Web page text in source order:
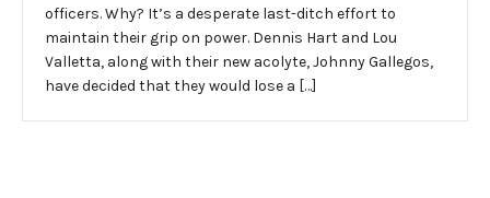
officers. Why? It’s a desperate last-ditch effort to
maintain their grip on power. Dennis Hart and Lou
Valletta, along with their new acolyte, Johnny Gallegos,
have decided that they would lose a […]